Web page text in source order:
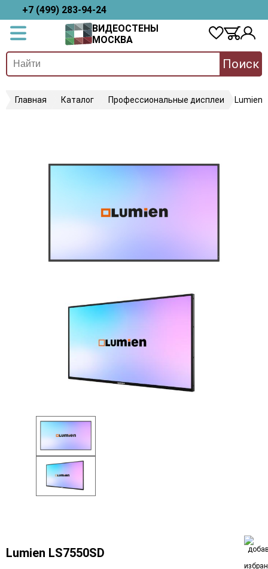
+7 (499) 283-94-24
ВИДЕОСТЕНЫ
МОСКВА
Поиск
Главная Каталог Профессиональные дисплеи Lumien
Lumien LS7550SD